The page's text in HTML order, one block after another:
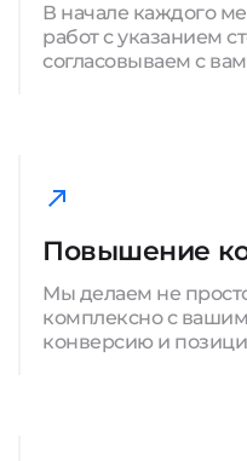
В начале каждого
работ с указанием
согласовываем с
Повышение
Мы делаем не
комплексно с
конверсию и